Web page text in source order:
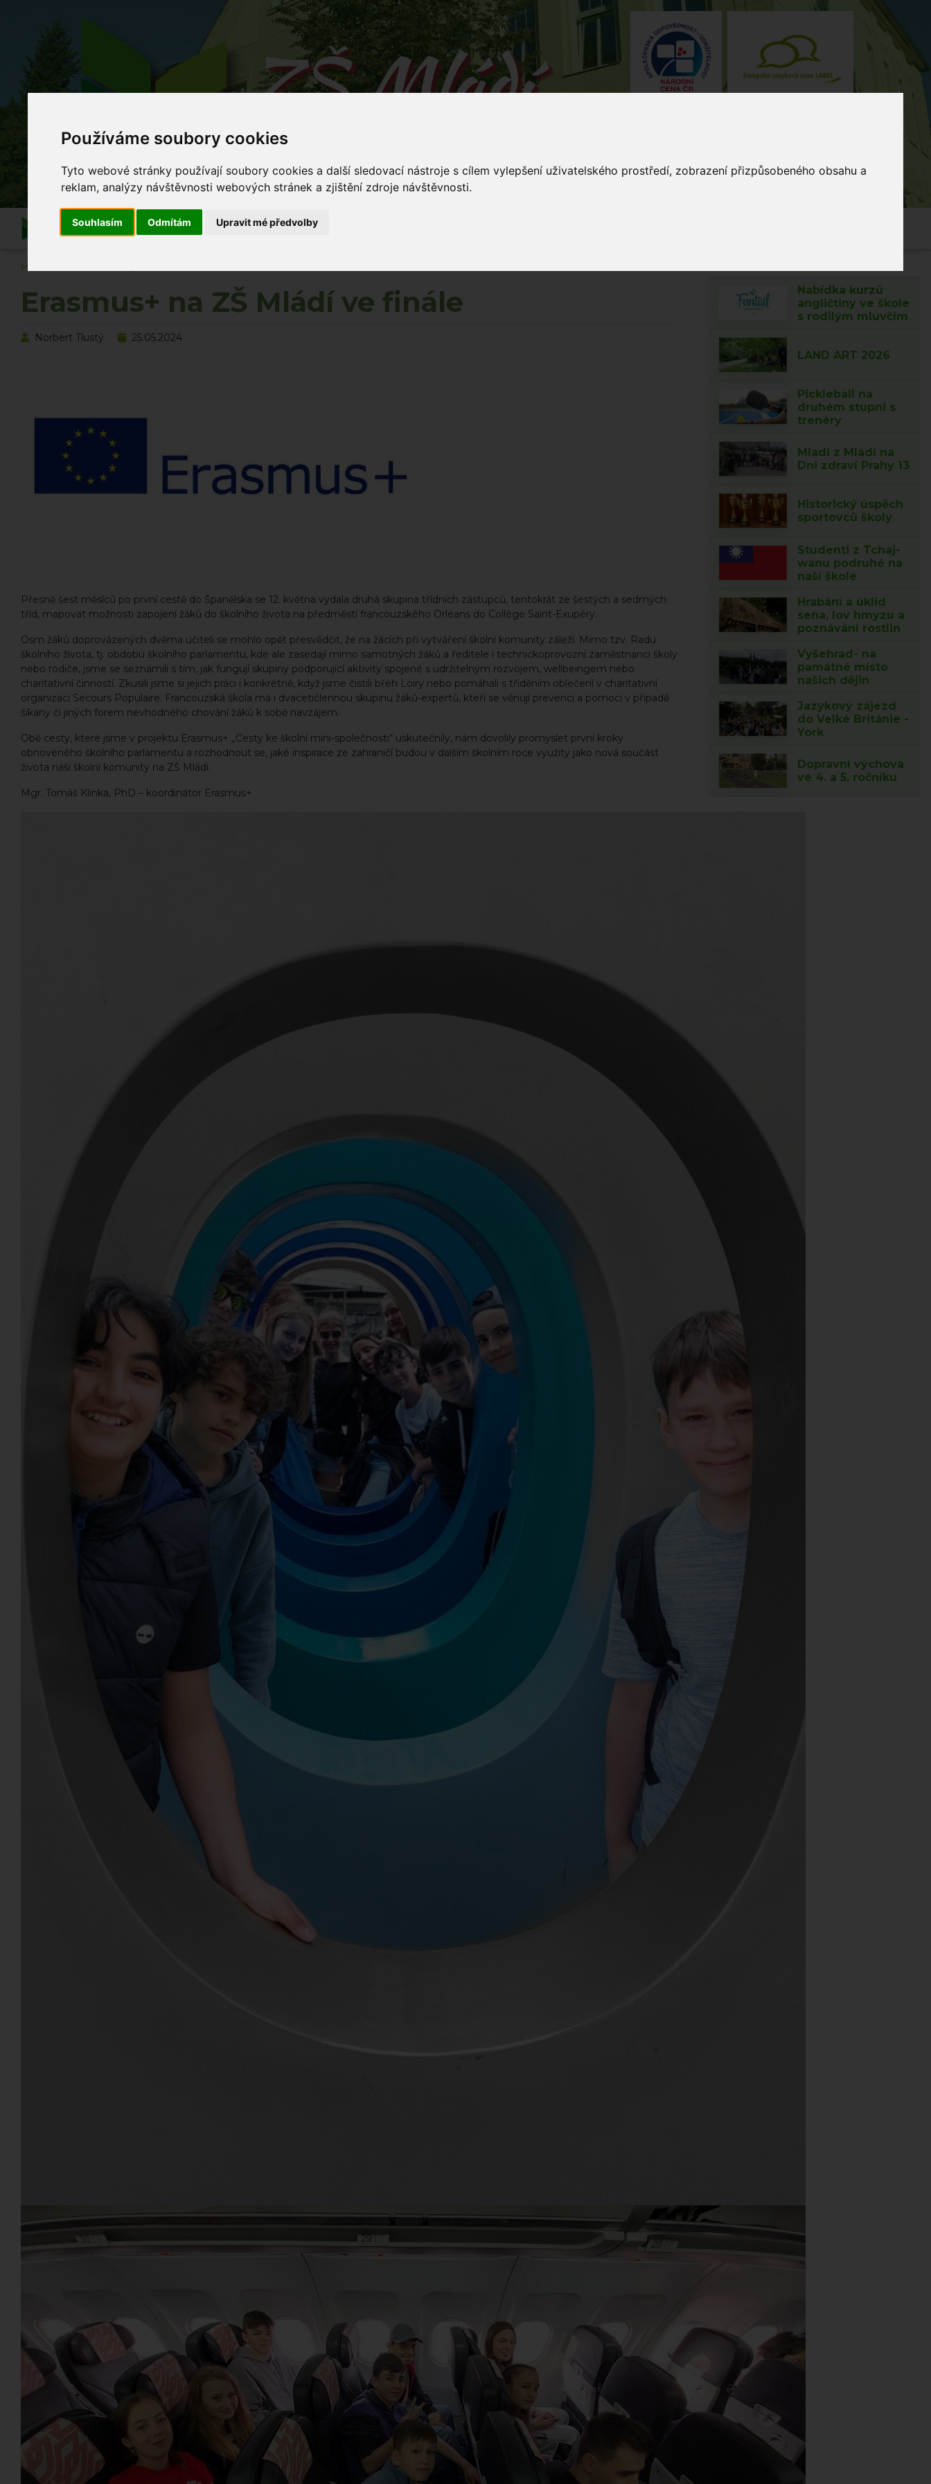
Používáme soubory cookies
Tyto webové stránky používají soubory cookies a další sledovací nástroje s cílem vylepšení uživatelského prostředí, zobrazení přizpůsobeného obsahu a
reklam, analýzy návštěvnosti webových stránek a zjištění zdroje návštěvnosti.
Souhlasím Odmítám Upravit mé předvolby
ZŠ Mládí
Co se v Mládí naučíš...
Informace O škole Akce školy Po vyučování
Hlavní strana
Erasmus+ na ZŠ Mládí ve finále
Norbert Tlustý 25.05.2024
Přesně šest měsíců po první cestě do Španělska se 12. května vydala druhá skupina třídních zástupců, tentokrát ze šestých a sedmých
tříd, mapovat možnosti zapojení žáků do školního života na předměstí francouzského Orléans do Collège Saint-Exupéry.
Osm žáků doprovázených dvěma učiteli se mohlo opět přesvědčit, že na žácích při vytváření školní komunity záleží. Mimo tzv. Radu
školního života, tj. obdobu školního parlamentu, kde ale zasedají mimo samotných žáků a ředitele i technickoprovozní zaměstnanci školy
nebo rodiče, jsme se seznámili s tím, jak fungují skupiny podporující aktivity spojené s udržitelným rozvojem, wellbeingem nebo
charitativní činností. Zkusili jsme si jejich práci i konkrétně, když jsme čistili břeh Loiry nebo pomáhali s tříděním oblečení v charitativní
organizaci Secours Populaire. Francouzská škola má i dvacetičlennou skupinu žáků-expertů, kteří se věnují prevenci a pomoci v případě
šikany či jiných forem nevhodného chování žáků k sobě navzájem.
Obě cesty, které jsme v projektu Erasmus+ „Cesty ke školní mini-společnosti“ uskutečnily, nám dovolily promyslet první kroky
obnoveného školního parlamentu a rozhodnout se, jaké inspirace ze zahraničí budou v dalším školním roce využity jako nová součást
života naší školní komunity na ZŠ Mládí.
Mgr. Tomáš Klinka, PhD – koordinátor Erasmus+
Nabídka kurzů
angličtiny ve škole
s rodilým mluvčím
LAND ART 2026
Pickleball na
druhém stupni s
trenéry
Mladí z Mládí na
Dni zdraví Prahy 13
Historický úspěch
sportovců školy
Studenti z Tchaj-
wanu podruhé na
naší škole
Hrabání a úklid
sena, lov hmyzu a
poznávání rostlin
Vyšehrad- na
památné místo
našich dějin
Jazykový zájezd
do Velké Británie -
York
Dopravní výchova
ve 4. a 5. ročníku